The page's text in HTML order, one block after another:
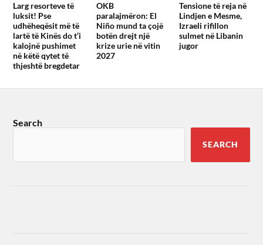
Larg resorteve të
luksit! Pse
udhëheqësit më të
lartë të Kinës do t’i
kalojnë pushimet
në këtë qytet të
thjeshtë bregdetar
OKB
paralajmëron: El
Niño mund ta çojë
botën drejt një
krize urie në vitin
2027
Tensione të reja në
Lindjen e Mesme,
Izraeli rifillon
sulmet në Libanin
jugor
Search
SEARCH